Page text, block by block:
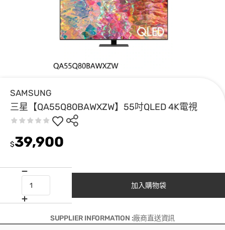
SAMSUNG
三星【QA55Q80BAWXZW】55吋QLED 4K電視
$39,900
加入購物袋
SUPPLIER INFORMATION :廠商直送資訊